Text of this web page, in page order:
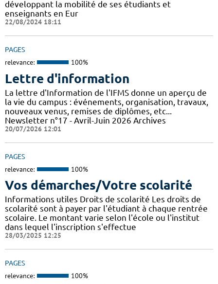
développant la mobilité de ses étudiants et
enseignants en Eur
22/08/2024 18:11
PAGES
relevance: 100%
Lettre d'information
La lettre d'Information de l'IFMS donne un aperçu de
la vie du campus : événements, organisation, travaux,
nouveaux venus, remises de diplômes, etc...
Newsletter n°17 - Avril-Juin 2026 Archives
20/07/2026 12:01
PAGES
relevance: 100%
Vos démarches/Votre scolarité
Informations utiles Droits de scolarité Les droits de
scolarité sont à payer par l'étudiant à chaque rentrée
scolaire. Le montant varie selon l'école ou l'institut
dans lequel l'inscription s'effectue
28/03/2025 12:25
PAGES
relevance: 100%